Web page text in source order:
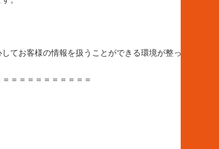
てお客様の情報を扱うことができる環境が整っています。
＝＝＝＝＝＝＝＝＝＝